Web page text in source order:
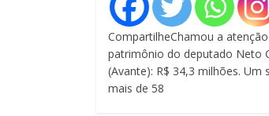
CompartilheChamou a
patrimônio do deputado Neto
(Avante): R$ 34,3 milhões. Um
mais de 58